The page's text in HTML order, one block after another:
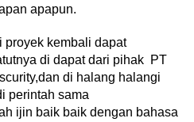
apapun.
proyek kembali dapat
di dapat dari pihak PT
di halang halangi
perintah sama
ijin baik baik dengan bahasa